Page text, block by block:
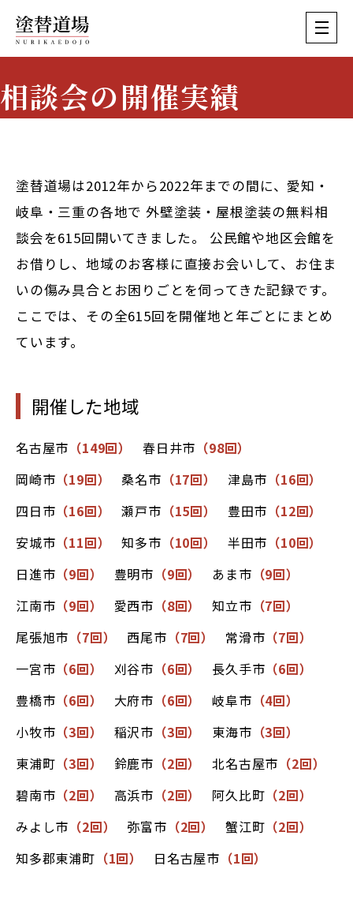
相談会の開催実績
塗替道場は2012年から2022年までの間に、愛知・
岐阜・三重の各地で外壁塗装・屋根塗装の無料相
談会を615回開いてきました。 公民館や地区会館を
お借りし、地域のお客様に直接お会いして、お住ま
いの傷み具合とお困りごとを伺ってきた記録です。
ここでは、その全615回を開催地と年ごとにまとめ
ています。
開催した地域
名古屋市 （149回） 春日井市 （98回）
岡崎市 （19回） 桑名市 （17回） 津島市 （16回）
四日市 （16回） 瀬戸市 （15回） 豊田市 （12回）
安城市 （11回） 知多市 （10回） 半田市 （10回）
日進市 （9回） 豊明市 （9回） あま市 （9回）
江南市 （9回） 愛西市 （8回） 知立市 （7回）
尾張旭市 （7回） 西尾市 （7回） 常滑市 （7回）
一宮市 （6回） 刈谷市 （6回） 長久手市 （6回）
豊橋市 （6回） 大府市 （6回） 岐阜市 （4回）
小牧市 （3回） 稲沢市 （3回） 東海市 （3回）
東浦町 （3回） 鈴鹿市 （2回） 北名古屋市 （2回）
碧南市 （2回） 高浜市 （2回） 阿久比町 （2回）
みよし市 （2回） 弥富市 （2回） 蟹江町 （2回）
知多郡東浦町 （1回） 日名古屋市 （1回）